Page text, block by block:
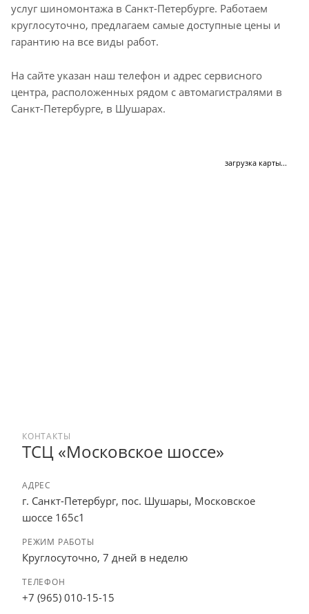
услуг шиномонтажа в Санкт-Петербурге. Работаем
круглосуточно, предлагаем самые доступные цены и
гарантию на все виды работ.
На сайте указан наш телефон и адрес сервисного
центра, расположенных рядом с автомагистралями в
Санкт-Петербурге, в Шушарах.
загрузка карты...
КОНТАКТЫ
ТСЦ «Московское шоссе»
АДРЕС
г. Санкт-Петербург, пос. Шушары, Московское
шоссе 165с1
РЕЖИМ РАБОТЫ
Круглосуточно, 7 дней в неделю
ТЕЛЕФОН
+7 (965) 010-15-15